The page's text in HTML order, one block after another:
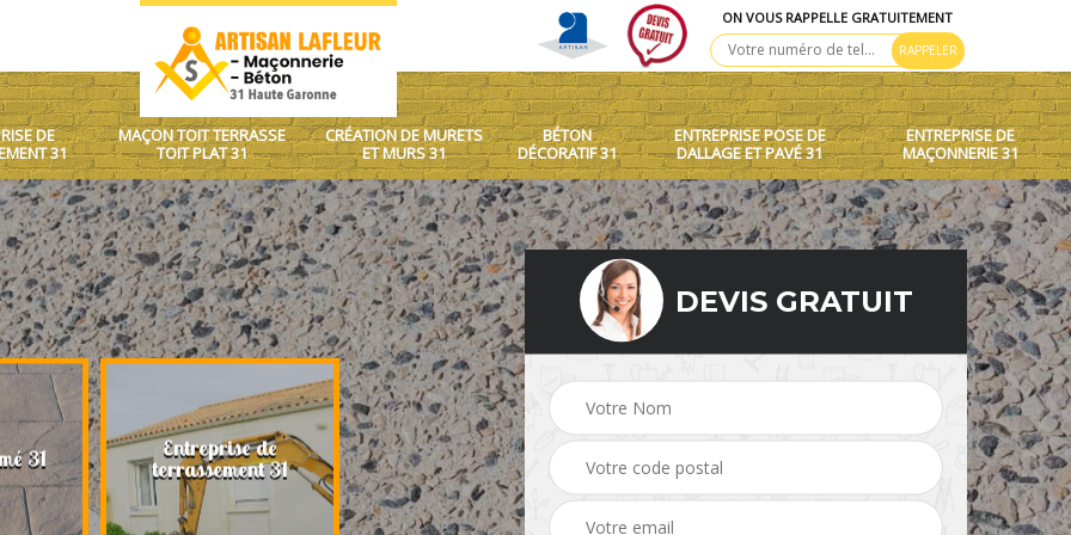
ON VOUS RAPPELLE GRATUITEMENT
DE
31
MAÇON TOIT TERRASSE
TOIT PLAT 31
CRÉATION DE MURETS
ET MURS 31
BÉTON
DÉCORATIF 31
ENTREPRISE POSE DE
DALLAGE ET PAVÉ 31
ENTREPRISE DE
MAÇONNERIE 31
31 Entreprise de
terrassement 31
Maçon toit terrasse toit
plat 31
Création de murets et
murs 31 Béton décoratif 31
DEVIS GRATUIT